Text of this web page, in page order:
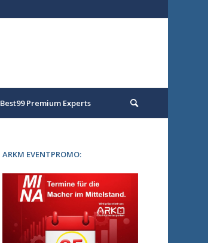
Best99 Premium Experts
ARKM EVENTPROMO: